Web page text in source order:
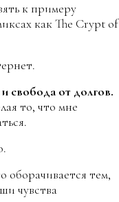
к примеру
как The Crypt of
свобода от долгов.
то, что мне
оборачивается тем,
чувства